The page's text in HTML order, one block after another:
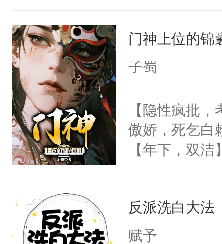
母的微笑：“
留看着面前这
人，突然醒悟
卫天还没亮
腰：“陛下，
不好了！”“
小白莲：“嘤
胡说，我没碰
任务5【偏执
在我家的第一
说话】任务
任务11【乖
【鲛人萌妻X
次与无数次
弃疗】不建议
18【我家艺人
门神上位的锦
子蜀
【隐性疯批
傲娇，死乞白
【年下，双
肉复生，和梁
为大周前朝
反派洗白大法
赋予